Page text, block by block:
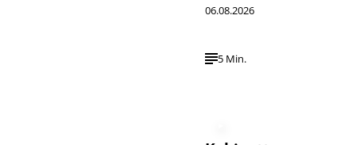
06.08.2026
5 Min.